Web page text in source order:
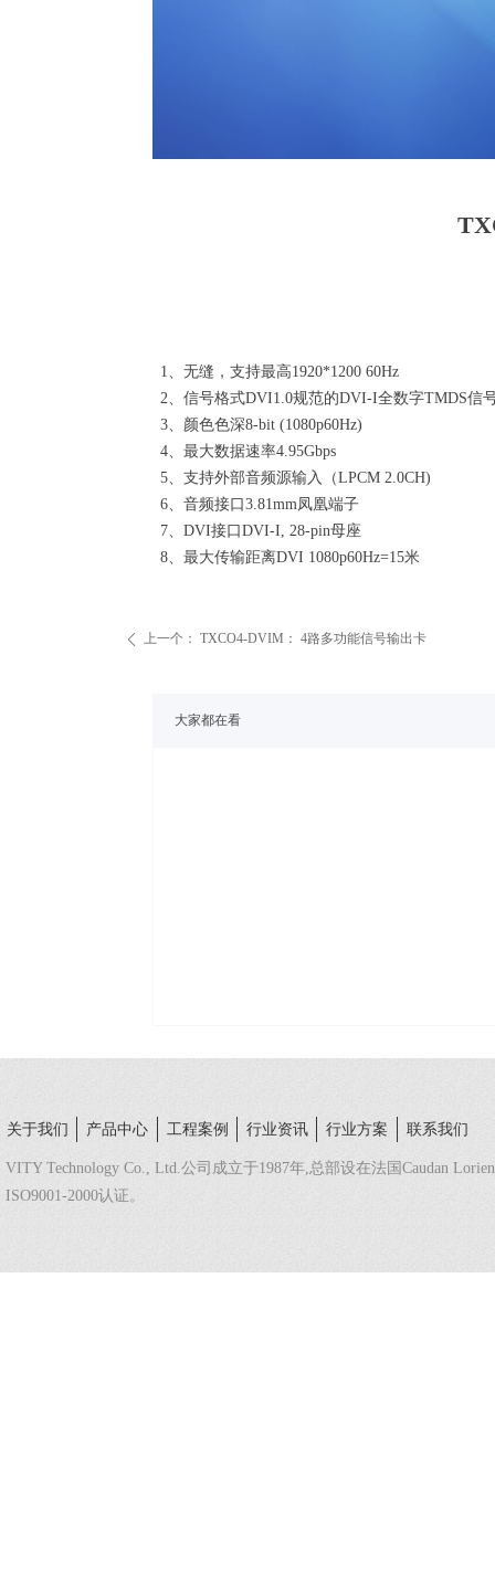
大家都在看
ꄴ 上一个： TXCO4-DVIM： 4路多功能信号输出卡
1、无缝，支持最高1920*1200 60Hz
2、信号格式DVI1.0规范的DVI-I全数字TMDS信
3、颜色色深8-bit (1080p60Hz)
4、最大数据速率4.95Gbps
5、支持外部音频源输入（LPCM 2.0CH)
6、音频接口3.81mm凤凰端子
7、DVI接口DVI-I, 28-pin母座
8、最大传输距离DVI 1080p60Hz=15米
关于我们 产品中心 工程案例 行业资讯 行业方案 联系我们
VITY Technology Co., Ltd.公司成立于1987年,总部设在法国Caudan
ISO9001-2000认证。